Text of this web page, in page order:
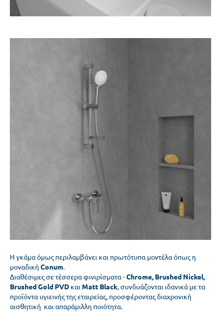
H γκάμα όμως περιλαμβάνει και πρωτότυπα μοντέλα όπως η
μοναδική Conum.
Διαθέσιμες σε τέσσερα φινιρίσματα -Chrome, Brushed Nickel,
Brushed Gold PVD και Matt Black, συνδυάζονται ιδανικά με τα
προϊόντα υγιεινής της εταιρείας, προσφέροντας διαχρονική
αισθητική και απαράμιλλη ποιότητα.